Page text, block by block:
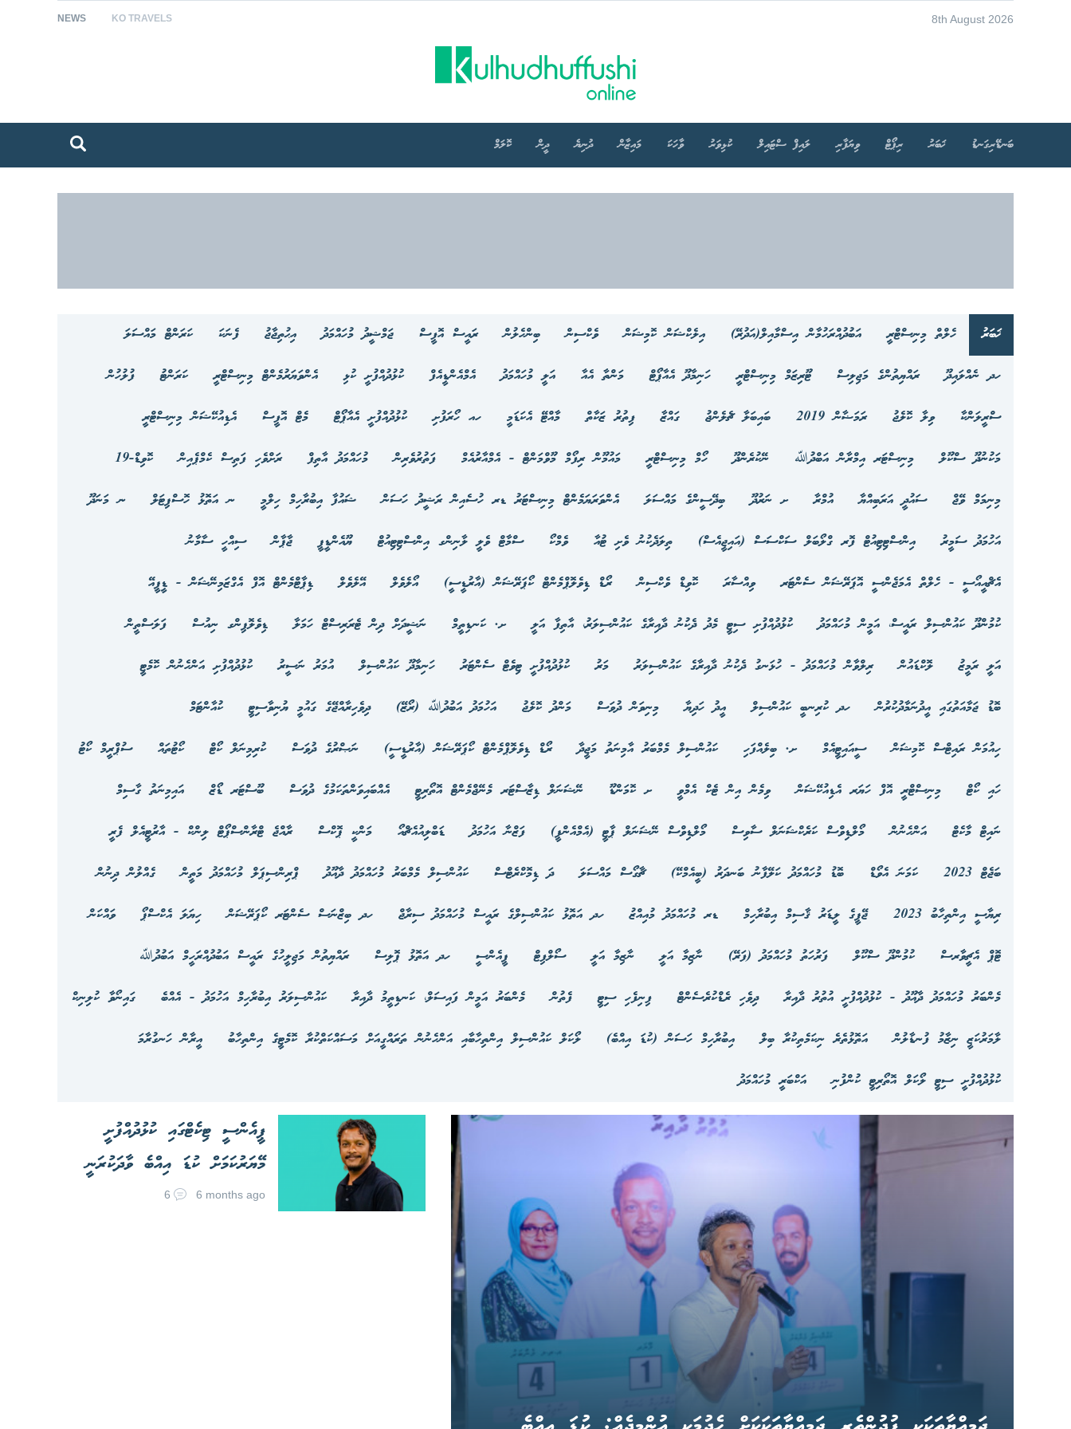
NEWS KO TRAVELS 8th August 2026
ބަނޑޭރިގަނޑު ޚަބަރު ރިޕޯޓް ވިޔަފާރި ލައިފް ސްޓައިލް ކުޅިވަރު ވާހަކަ މައިޒާން ދުނިޔެ ދީން ކޮލަމް
ޚަބަރު ހެލްތް މިނިސްޓްރީ އަބުދުއްރަހުމާން އިސްމާއިލް(އަދުރޭ) އިލެކްޝަން ކޮމިޝަން ވެކްސިން ބިންހެލުން ރައީސް އޮފީސް ޖަމްޝީދު މުހައްމަދު އިޙުތިޖާޖު ފެނަކަ
ކަރަންޓް މައްސަލަ
ހދ ނެއްލައިދޫ
ރައްޔިތުންގެ މަޖިލިސް ޓޫރިޒަމް މިނިސްޓްރީ ހަނިމާދޫ އެއާޕޯޓް މަންތާ އެއާ އަލީ މުހައްމަދު އެމްއެންޑީއެފް ކުޅުދުއްފުށީ ކުޅި އެންވަޔަރުމެންޓް މިނިސްޓްރީ ކަރަންޓު
ފުލުހުން
ސްރީލަންކާ
ވިލާ ކޮލެޖު ރަމަޟާން 2019 ބައިބަލާ ޗެލެންޖު ގައްޒާ ފިތުރު ޒަކާތް މާއްޓޭ އެކަޑަމީ ހއ ހޯރަފުށި ކުޅުދުއްފުށީ އެއާޕޯޓް މެޓް އޮފީސް
އެޑިއުކޭޝަން މިނިސްޓްރީ
މަކުނުދޫ ސްކޫލް
މިނިސްޓަރ އިމްރާން އަބްދުﷲ ނޭކުރެންދޫ ހޯމް މިނިސްޓްރީ މައުމޫން ރިފޯމް މޫވްމަންޓް - އެމްއާރުއެމް ފަތުރުވެރިން މުހައްމަދު އާތިފް ރަށްވެހި ފަތިސް ކެމްޕެއިން
ކޮވިޑް-19
މިނިމަމް ވޭޖް
ސައުދީ އަރަބިއްޔާ އުމްރާ ށ ނަރުދޫ ބިދޭސީންގެ މައްސަލަ އެންވަރަޔަމެންޓް މިނިސްޓަރު ޑރ ހުސެއިން ރަޝީދު ހަސަން ޝައުފާ އިބުރާހިމް ހިލްމީ ނ އަތޮޅު ހޮސްޕިޓަލް
ނ މަނަދޫ
އަހުމަދު ސަމީރު
އިންސްޓިޓިއުޓް ފޮރ ގްލޯބަލް ސަކްސަސް (އައިޖީއެސް) ތިލަދެކުނު ވެށި ޓުއާ ވެމްކޯ ސްމާޓް ވެލީ ލާނިންގ އިންސްޓިޓިއުޓް ޔޫއެންޑީޕީ ޖާޕާން
ސިއްހީ ސާމާނު
އެޗްއީއޯސީ - ހެލްތް އެމަޖެންސީ އޮޕަރޭޝަން ސެންޓަރ
ވިއްސާރަ ކޮވިޑް ވެކްސިން ރޯޑް ޑިވެލޮޕްމެންޓް ކޯޕަރޭޝަން (އާރުޑީސީ) އޯލެވެލް އޭލެވެލް
ޑިޕާޓްމެންޓް އޮފް އެގްޒަމިނޭޝަން - ޑީޕީއޭ
ކުމުންދޫ ކައުންސިލް ރައީސް، އަމީން މުހައްމަދު
ކުޅުދުއްފުށި ސިޓީ މެދު ދެކުނު ދާއިރާގެ ކައުންސިލަރު، އާތިފާ އަލީ ށ. ކަނޑިތީމް ނަޝީދަށް ދިން ޓެރަރިސްޓް ހަމަލާ ޑިވެލޮޕިންގ ނިއުސް
ފަލަސްތީން
އަލީ ރަމީޒު
ލޮކްޑައުން ރިލްވާން މުހައްމަދު - ހުޅަނގު ދެކުނު ދާއިރާގެ ކައުންސިލަރު މަރު ކުޅުދުއްފުށީ ޓިވެޓް ސެންޓަރު ހަނިމާދޫ ކައުންސިލް އުމަރު ނަސީރު
ކުޅުދުއްފުށި އަންހެނުން ކޮމެޓީ
ބޮޑު ޖަމާއަތުގައި އީދުނަމާދުކުރުން
ހދ ކުރިނބީ ކައުންސިލް އީދު ހަދިޔާ މިނިވަން ދުވަސް މަންދު ކޮލެޖު އަހުމަދު އަބުދުﷲ (ރޯޒޭ) ދިވެހިރާއްޖޭގެ ގައުމީ ޔުނިވާސިޓީ
ކުއާންޓަމް
ހިއުމަން ރައިޓްސް ކޮމިޝަން
ސީއައިޓީއެމް ށ. ބިލެއްފަހި ކައުންސިލް މެމްބަރު އާމިނަތު މަޖީދާ ރޯޑް ޑިވެލޮޕްމެންޓް ކޯޕަރޭޝަން (އާރުޑީސީ) ނަޞްރުގެ ދުވަސް ކުރިމިނަލް ކޯޓް ކޯޓުތައް
ސުޕްރީމް ކޯޓު
ހައި ކޯޓް
މިނިސްޓްރީ އޮފް ހަޔަރ އެޑިއުކޭޝަން ވިމެން އިން ޓެކް އެމްވީ ށ ކޮމަންޑޫ ނޭޝަނަލް ޑިޒާސްޓަރ މެނޭޖްމެންޓް އޮތޯރިޓީ އެއްބައިވަންތަކަމުގެ ދުވަސް ބޫސްޓަރ ޑޯޒް
އައިމިނަތު ގާސިމް
ނައިޓް މާކެޓް
އަންހެނުން މޯލްޑިވްސް ކަރެކްޝަނަލް ސާވިސް މޯލްޑިވްސް ނޭޝަނަލް ޕާޓީ (އެމްއެންޕީ) ފަޒްނާ އަހުމަދު ޑަބްލިއުއެޗްއޯ މަންކީ ޕޮކްސް
ރާއްޖެ ޓްރާންސްޕޯޓް ލިންކް - އާރުޓީއެލް ފެރީ
ބަޖެޓް 2023
ކަމަނަ އެވޯޑް ބޮޑު މުހައްމަދު ކަލޭފާނު ބަނދަރު (ބީއެމްކޭ) ޗާގޯސް މައްސަލަ ދަ ޑިމޮކްރެޓްސް ކައުންސިލް މެމްބަރު މުހައްމަދު ދާއޫދު ޕްރިންސިޕަލް މުހައްމަދު މަތީން
ގެއްލުން ދިނުން
ރިޔާސީ އިންތިހާބު 2023
ޖޭޕީގެ ލީޑަރު ޤާސިމް އިބުރާހިމް ޑރ މުހައްމަދު މުއިއްޒު ހދ އަތޮޅު ކައުންސިލްގެ ރައީސް މުހައްމަދު ސިރާޖް ހދ ބިޒްނަސް ސެންޓަރ ކޯޕަރޭޝަން ހިޔަލަ އެކްސްޕޯ
ވައްކަން
ޓޮޕް އެޗީވާރސް
ކުމުންދޫ ސްކޫލް ފަރުހަތު މުހައްމަދު (ފަރޭ) ނާޒިމާ އަލީ ނާޒިމާ އަލީ ސޯލްފިޓް ޕީއެންސީ ހދ އަތޮޅު ޕޮލިސް
ރައްޔިތުން މަޖިލީހުގެ ރައީސް އަބުދުއްރަހީމް އަބުދުﷲ
މެންބަރު މުހައްމަދު ދާއޫދު - ކުޅުދުއްފުށީ އުތުރު ދާއިރާ
ދިވެހި ރެޑްކުރެސެންޓް ފިނިފެހި ސިޓީ ފެތުން މެންބަރު އަމީން ފައިސަލް، ކަނޑިތީމު ދާއިރާ ކައުންސިލަރު އިބުރާހިމް އަހުމަދު - އެއްބެ
ގައިނޯވާ ކުލިނިކް
ލާމަރުކަޒީ ނިޒާމު ފުނޑާލުން
އަތޮޅުތެރެ ނިކަމެތިކުރާ ބިލް އިބުރާހިމް ހަސަން (ކުޑަ އިއްބެ) ލޯކަލް ކައުންސިލް އިންތިހާބާއި އަންހެނުން ތަރައްގީއަށް މަސައްކަތްކުރާ ކޮމެޓީގެ އިންތިހާބު
އީރާން ހަނގުރާމަ
ކުޅުދުއްފުށީ ސިޓީ ލޯކަލް އޮތޯރިޓީ ކުންފުނި
އަކްބަރީ މުހައްމަދު
ޕީއެންސީ ޓިކެޓްގައި ކުޅުދުއްފުށީ
މޭޔަރުކަމަށް ކުޑަ އިއްބެ ވާދަކުރަނީ
6 months ago
6